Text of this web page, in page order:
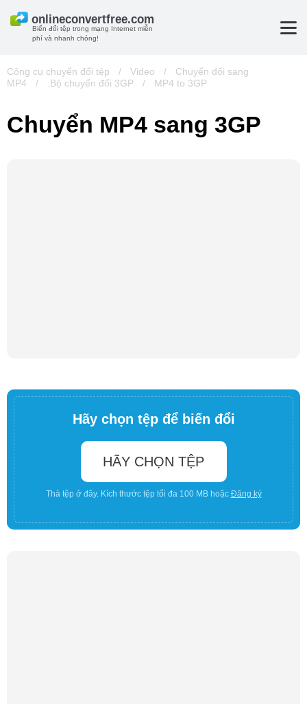
Biến đổi tệp trong mạng Internet miễn
phí và nhanh chóng!
Công cụ chuyển đổi tệp / Video /
Chuyển đổi sang
MP4
/ .Bộ chuyển đổi 3GP / MP4 to 3GP
Chuyển MP4 sang 3GP
Hãy chọn tệp để biến đổi
HÃY CHỌN TỆP
Thả tệp ở đây. Kích thước tệp tối đa 100 MB hoặc Đăng ký